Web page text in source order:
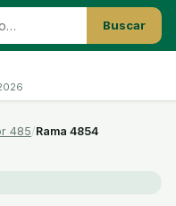
Buscar
485 Rama 4854